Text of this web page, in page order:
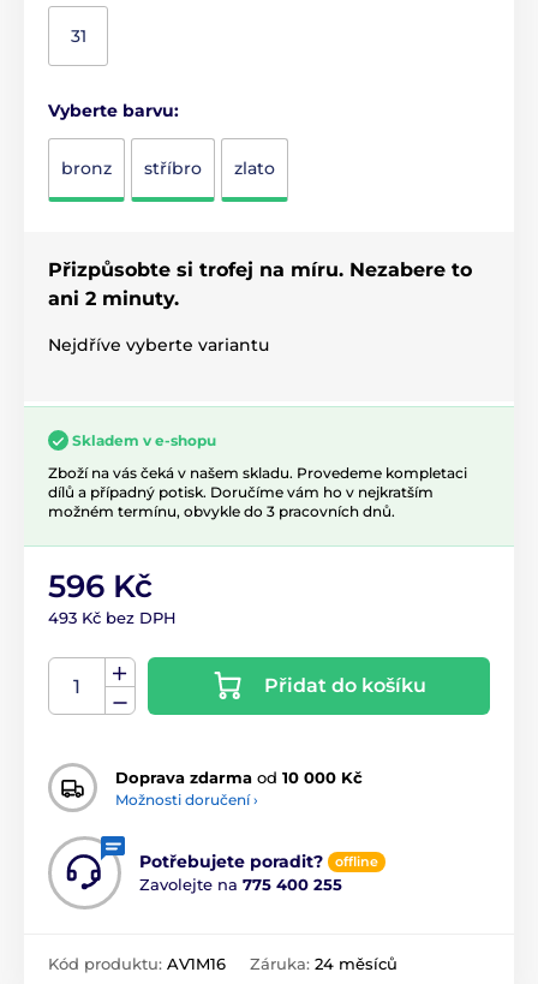
31
Vyberte barvu:
bronz stříbro zlato
Přizpůsobte si trofej na míru. Nezabere to
ani 2 minuty.
Nejdříve vyberte variantu
Skladem v e-shopu
Zboží na vás čeká v našem skladu. Provedeme kompletaci
dílů a případný potisk. Doručíme vám ho v nejkratším
možném termínu, obvykle do 3 pracovních dnů.
596 Kč
493 Kč bez DPH
Přidat do košíku
Doprava zdarma od 10 000 Kč
Možnosti doručení ›
Potřebujete poradit? offline
Zavolejte na 775 400 255
Kód produktu: AV1M16 Záruka: 24 měsíců